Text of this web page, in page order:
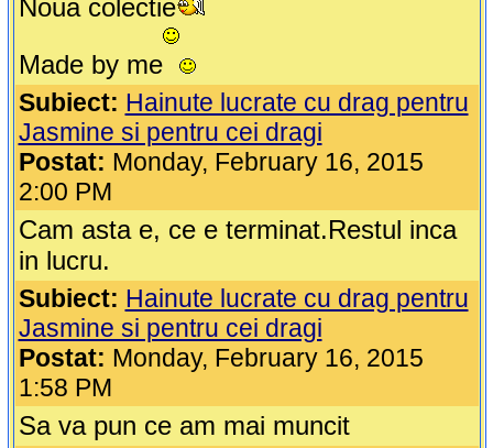
Noua colectie
Made by me
Subiect: Hainute lucrate cu drag pentru
Jasmine si pentru cei dragi
Postat: Monday, February 16, 2015
2:00 PM
Cam asta e, ce e terminat.Restul inca
in lucru.
Subiect: Hainute lucrate cu drag pentru
Jasmine si pentru cei dragi
Postat: Monday, February 16, 2015
1:58 PM
Sa va pun ce am mai muncit